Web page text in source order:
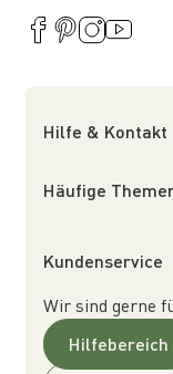
Hilfe & Kontakt
Häufige
Kundenservice
Wir sind gerne
Hilfebereich